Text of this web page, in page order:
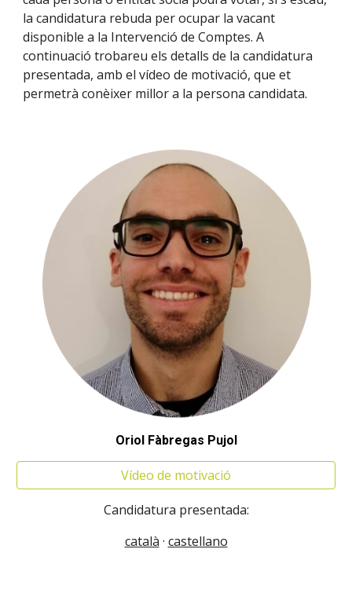
la candidatura rebuda per ocupar la vacant
disponible a la Intervenció de Comptes. A
continuació trobareu els detalls de la candidatura
presentada, amb el vídeo de motivació, que et
permetrà conèixer millor a la persona candidata.
Oriol Fàbregas Pujol
Vídeo de motivació
Candidatura presentada:
català · castellano